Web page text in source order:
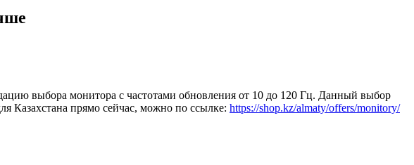
выбора монитора с частотами обновления от 10 до 120 Гц. Данный выбор
Казахстана прямо сейчас, можно по ссылке: https://shop.kz/almaty/offers/monitory/